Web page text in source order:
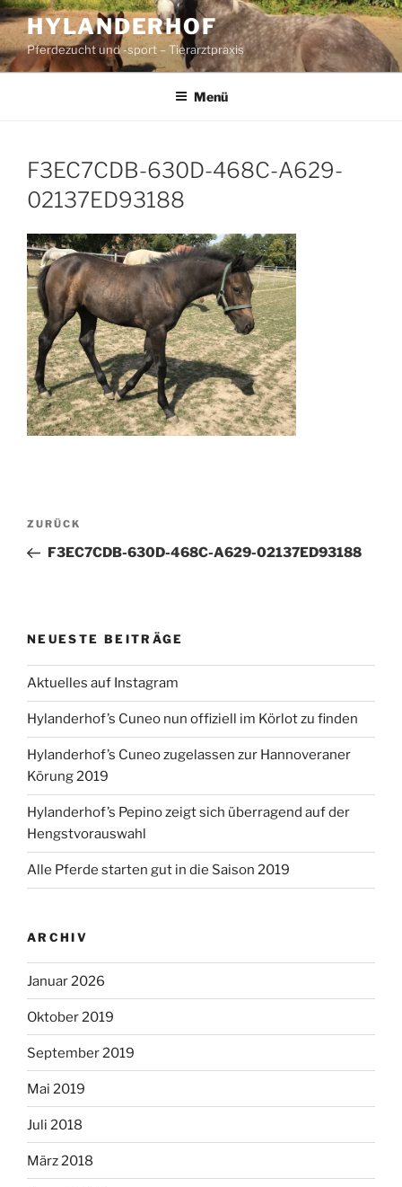
Zum
Inhalt
springen
HYLANDERHOF
Pferdezucht und -sport – Tierarztpraxis
Menü
F3EC7CDB-630D-468C-A629-
02137ED93188
Beitragsnavigation
Vorheriger
Beitrag
ZURÜCK
F3EC7CDB-630D-468C-A629-02137ED93188
NEUESTE BEITRÄGE
Aktuelles auf Instagram
Hylanderhof’s Cuneo nun offiziell im Körlot zu finden
Hylanderhof’s Cuneo zugelassen zur Hannoveraner
Körung 2019
Hylanderhof’s Pepino zeigt sich überragend auf der
Hengstvorauswahl
Alle Pferde starten gut in die Saison 2019
ARCHIV
Januar 2026
Oktober 2019
September 2019
Mai 2019
Juli 2018
März 2018